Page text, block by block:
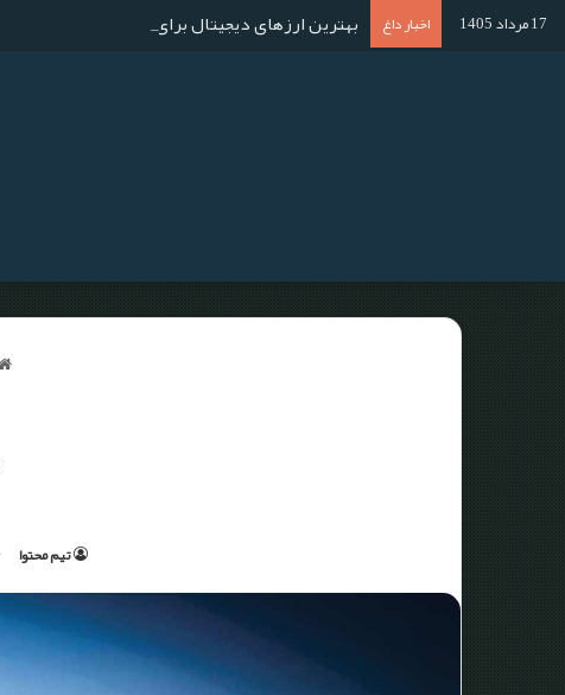
17 مرداد 1405 اخبار داغ بهترین ارزهای دیجیتال برای استخراج در سال ۱۴۰۴؛ آموزش استخراج گام به گام
تیم محتوا